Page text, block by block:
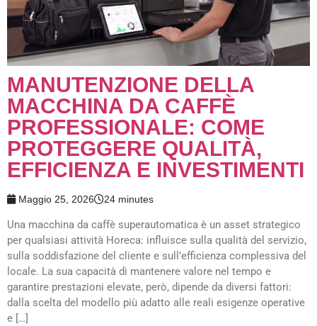
MANUTENZIONE DELLA
MACCHINA DA CAFFÈ
PROFESSIONALE: COME
PROTEGGERE QUALITÀ,
EFFICIENZA E INVESTIMENTI
Maggio 25, 2026 24 minutes
Una macchina da caffè superautomatica è un asset strategico
per qualsiasi attività Horeca: influisce sulla qualità del servizio,
sulla soddisfazione del cliente e sull’efficienza complessiva del
locale. La sua capacità di mantenere valore nel tempo e
garantire prestazioni elevate, però, dipende da diversi fattori:
dalla scelta del modello più adatto alle reali esigenze operative
e […]